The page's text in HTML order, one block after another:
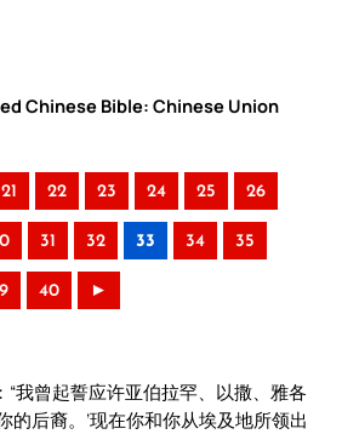
Chinese Bible: Chinese Union
21 22 23 24 25 26
31 32 33 34 35
40 ►
“我曾起誓应许亚伯拉罕、以撒、雅各
的后裔。’现在你和你从埃及地所领出